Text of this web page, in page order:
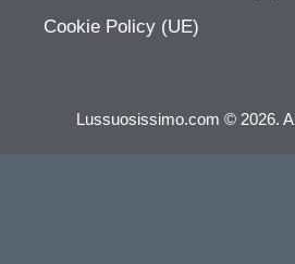
Cookie Policy (UE)
Lussuosissimo.com © 2026.